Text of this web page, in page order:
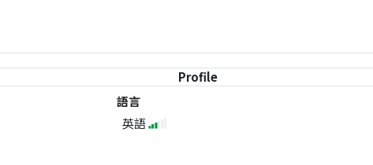
Profile
語言
英語